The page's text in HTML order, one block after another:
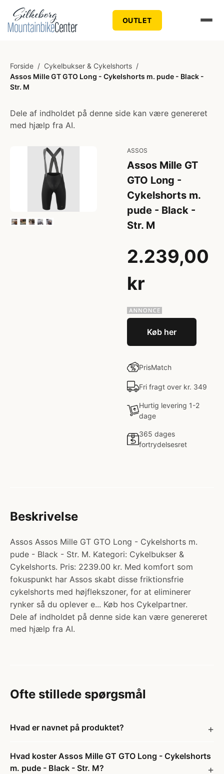
OUTLET
Forside / Cykelbukser & Cykelshorts /
Assos Mille GT GTO Long - Cykelshorts m. pude - Black -
Str. M
Dele af indholdet på denne side kan være genereret
med hjælp fra AI.
ASSOS
Assos Mille GT
GTO Long -
Cykelshorts m.
pude - Black -
Str. M
2.239,00
kr
Køb her
PrisMatch
Fri fragt over kr. 349
Hurtig levering 1-2
dage
365 dages
fortrydelsesret
Beskrivelse
Assos Assos Mille GT GTO Long - Cykelshorts m.
pude - Black - Str. M. Kategori: Cykelbukser &
Cykelshorts. Pris: 2239.00 kr. Med komfort som
fokuspunkt har Assos skabt disse friktionsfrie
cykelshorts med højflekszoner, for at eliminerer
rynker så du oplever e... Køb hos Cykelpartner.
Dele af indholdet på denne side kan være genereret
med hjælp fra AI.
Ofte stillede spørgsmål
Hvad er navnet på produktet?
Hvad koster Assos Mille GT GTO Long - Cykelshorts
m. pude - Black - Str. M?